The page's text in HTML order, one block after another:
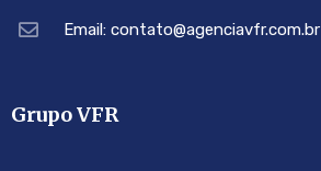
Email: contato@agenciavfr.com.br
Grupo VFR